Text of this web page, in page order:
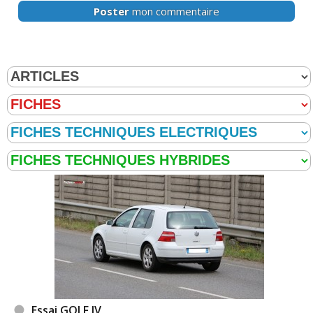
Poster mon commentaire